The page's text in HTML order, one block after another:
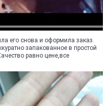
его снова и оформила заказ.
запакованное в простой
равно цене,все